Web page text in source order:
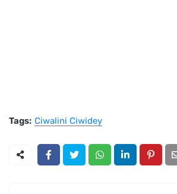
Tags: Ciwalini Ciwidey